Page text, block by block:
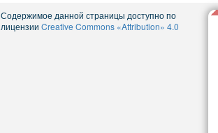
Содержимое данной страницы доступно по
лицензии Creative Commons «Attribution» 4.0